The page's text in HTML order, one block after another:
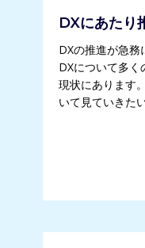
DXにあたり
DXの推進が急務
DXについて多く
現状にあります
いて見ていきた